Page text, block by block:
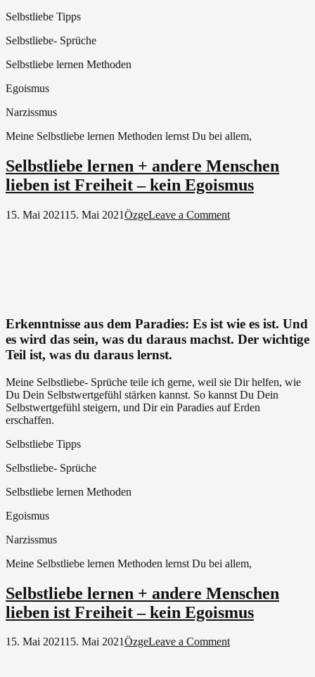
Selbstliebe Tipps
Selbstliebe- Sprüche
Selbstliebe lernen Methoden
Egoismus
Narzissmus
Meine Selbstliebe lernen Methoden lernst Du bei allem,
Selbstliebe lernen + andere Menschen
lieben ist Freiheit – kein Egoismus
15. Mai 202115. Mai 2021ÖzgeLeave a Commenton
–
kein
Erkenntnisse aus dem Paradies: Es ist wie es ist. Und
es wird das sein, was du daraus machst. Der wichtige
Teil ist, was du daraus lernst.
Meine Selbstliebe- Sprüche teile ich gerne, weil sie Dir helfen, wie
Du Dein Selbstwertgefühl stärken kannst. So kannst Du Dein
Selbstwertgefühl steigern, und Dir ein Paradies auf Erden
erschaffen.
Selbstliebe Tipps
Selbstliebe- Sprüche
Selbstliebe lernen Methoden
Egoismus
Narzissmus
Meine Selbstliebe lernen Methoden lernst Du bei allem,
Selbstliebe lernen + andere Menschen
lieben ist Freiheit – kein Egoismus
15. Mai 202115. Mai 2021ÖzgeLeave a Commenton